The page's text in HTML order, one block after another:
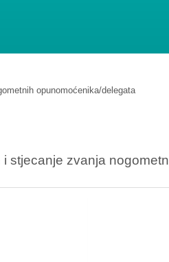
opunomoćenika/delegata
stjecanje zvanja